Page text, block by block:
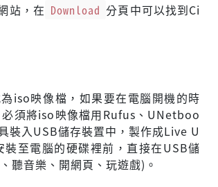
站，在 Download 分頁中可以找到Ci
iso映像檔，如果要在電腦開機的時
須將iso映像檔用Rufus、UNetboo
入USB儲存裝置中，製作成Live U
至電腦的硬碟裡前，直接在USB儲
聽音樂、開網頁、玩遊戲)。